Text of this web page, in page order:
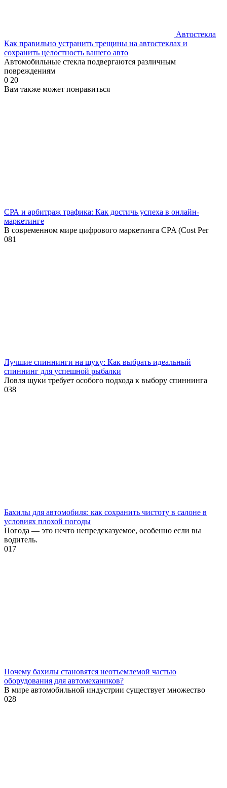
Автостекла
Как правильно устранить трещины на автостеклах и
сохранить целостность вашего авто
Автомобильные стекла подвергаются различным
повреждениям
0 20
Вам также может понравиться
СРА и арбитраж трафика: Как достичь успеха в онлайн-
маркетинге
В современном мире цифрового маркетинга CPA (Cost Per
081
Лучшие спиннинги на щуку: Как выбрать идеальный
спиннинг для успешной рыбалки
Ловля щуки требует особого подхода к выбору спиннинга
038
Бахилы для автомобиля: как сохранить чистоту в салоне в
условиях плохой погоды
Погода — это нечто непредсказуемое, особенно если вы
водитель.
017
Почему бахилы становятся неотъемлемой частью
оборудования для автомехаников?
В мире автомобильной индустрии существует множество
028